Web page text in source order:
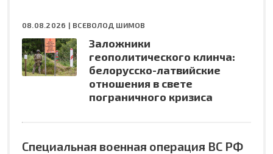
08.08.2026 | ВСЕВОЛОД ШИМОВ
Заложники
геополитического клинча:
белорусско-латвийские
отношения в свете
пограничного кризиса
Специальная военная операция ВС РФ